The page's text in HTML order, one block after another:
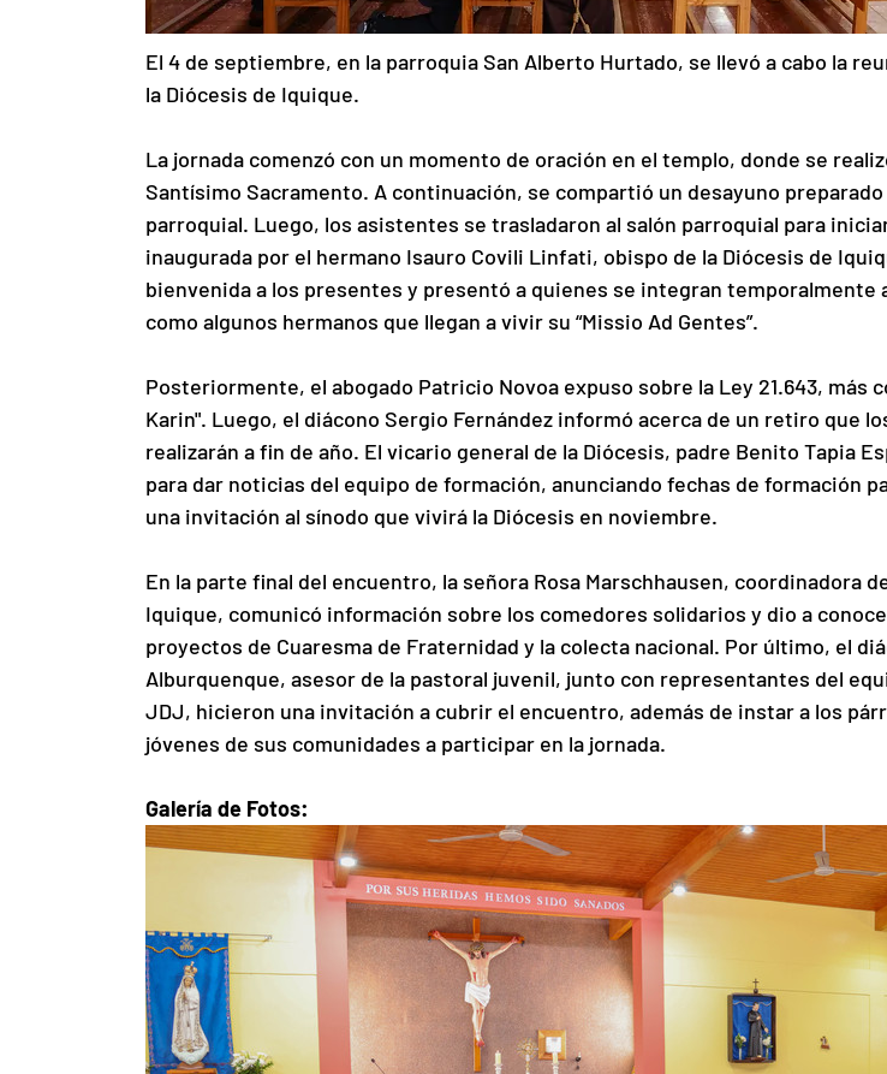
El 4 de septiembre, en la parroquia San Alberto Hurtado, se llevó a cabo la
la Diócesis de Iquique.
La jornada comenzó con un momento de oración en el templo, donde se
Santísimo Sacramento. A continuación, se compartió un desayuno
parroquial. Luego, los asistentes se trasladaron al salón parroquial para
inaugurada por el hermano Isauro Covili Linfati, obispo de la Diócesis de
bienvenida a los presentes y presentó a quienes se integran temporalmente
como algunos hermanos que llegan a vivir su “Missio Ad Gentes”.
Posteriormente, el abogado Patricio Novoa expuso sobre la Ley 21.643, más
Karin". Luego, el diácono Sergio Fernández informó acerca de un retiro que
realizarán a fin de año. El vicario general de la Diócesis, padre Benito Tapia
para dar noticias del equipo de formación, anunciando fechas de formación
una invitación al sínodo que vivirá la Diócesis en noviembre.
En la parte final del encuentro, la señora Rosa Marschhausen, coordinadora
Iquique, comunicó información sobre los comedores solidarios y dio a
proyectos de Cuaresma de Fraternidad y la colecta nacional. Por último, el
Alburquenque, asesor de la pastoral juvenil, junto con representantes del
JDJ, hicieron una invitación a cubrir el encuentro, además de instar a los
jóvenes de sus comunidades a participar en la jornada.
Galería de Fotos: